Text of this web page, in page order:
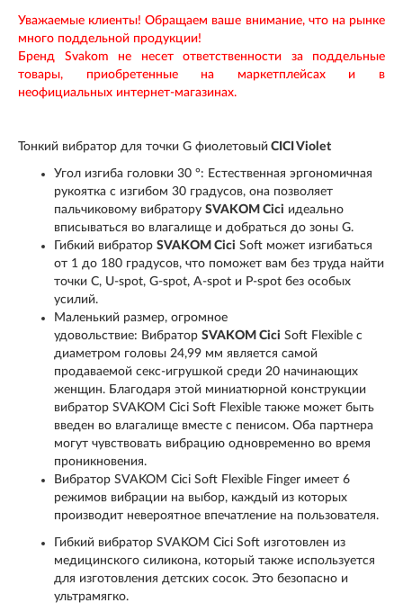
Уважаемые клиенты! Обращаем ваше внимание, что на рынке
много поддельной продукции!
Бренд Svakom не несет ответственности за поддельные
товары, приобретенные на маркетплейсах и в
неофициальных интернет-магазинах.
Тонкий вибратор для точки G фиолетовый CICI Violet
Угол изгиба головки 30 °: Естественная эргономичная
рукоятка с изгибом 30 градусов, она позволяет
пальчиковому вибратору SVAKOM Cici идеально
вписываться во влагалище и добраться до зоны G.
Гибкий вибратор SVAKOM Cici Soft может изгибаться
от 1 до 180 градусов, что поможет вам без труда найти
точки C, U-spot, G-spot, A-spot и P-spot без особых
усилий.
Маленький размер, огромное
удовольствие: Вибратор SVAKOM Cici Soft Flexible с
диаметром головы 24,99 мм является самой
продаваемой секс-игрушкой среди 20 начинающих
женщин. Благодаря этой миниатюрной конструкции
вибратор SVAKOM Cici Soft Flexible также может быть
введен во влагалище вместе с пенисом. Оба партнера
могут чувствовать вибрацию одновременно во время
проникновения.
Вибратор SVAKOM Cici Soft Flexible Finger имеет 6
режимов вибрации на выбор, каждый из которых
производит невероятное впечатление на пользователя.
Гибкий вибратор SVAKOM Cici Soft изготовлен из
медицинского силикона, который также используется
для изготовления детских сосок. Это безопасно и
ультрамягко.